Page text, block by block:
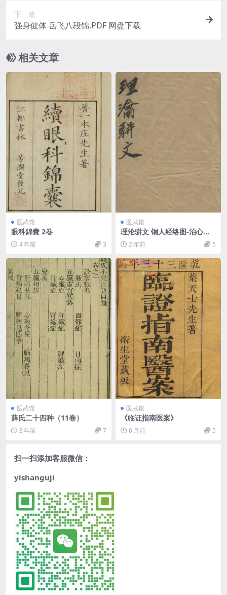
下一篇
强身健体 岳飞八段锦.PDF 网盘下载
相关文章
医武馆
眼科錦嚢 2巻
4 年前 3
医武馆
理沦骈文 铜人经络图-治心病
方附2 年前 5
医武馆
薛氏二十四种（11卷）
3 年前 7
医武馆
《临证指南医案》
6 月前 5
扫一扫添加客服微信：
yishanguji